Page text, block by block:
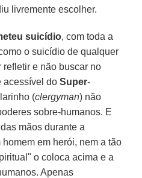
livremente escolher.
suicídio, com toda a
o suicídio de qualquer
e não buscar no
acessível doSuper-
(clergyman) não
sobre-humanos. E
mãos durante a
em herói, nem a tão
o coloca acima e a
Apenas